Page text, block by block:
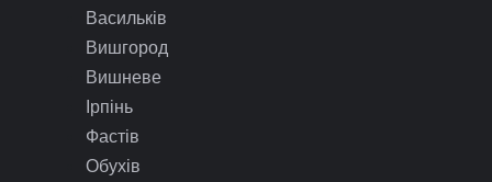
Васильків
Вишгород
Вишневе
Ірпінь
Фастів
Обухів